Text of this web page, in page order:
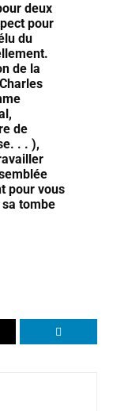
deux
pour
du
de la
de
. . ),
pour vous
sa tombe